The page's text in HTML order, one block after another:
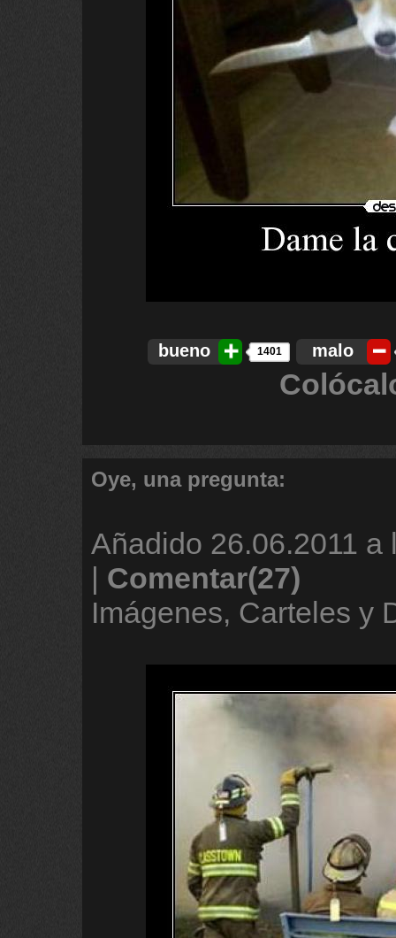
bueno 1401 malo
Oye, una pregunta:
Añadido 26.06.2011 a
| Comentar(27)
Imágenes, Carteles y